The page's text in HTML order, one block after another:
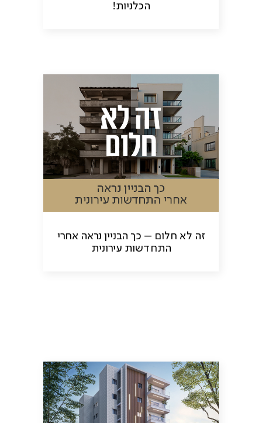
הכלניות!
זה לא חלום – כך הבניין נראה אחרי
התחדשות עירונית